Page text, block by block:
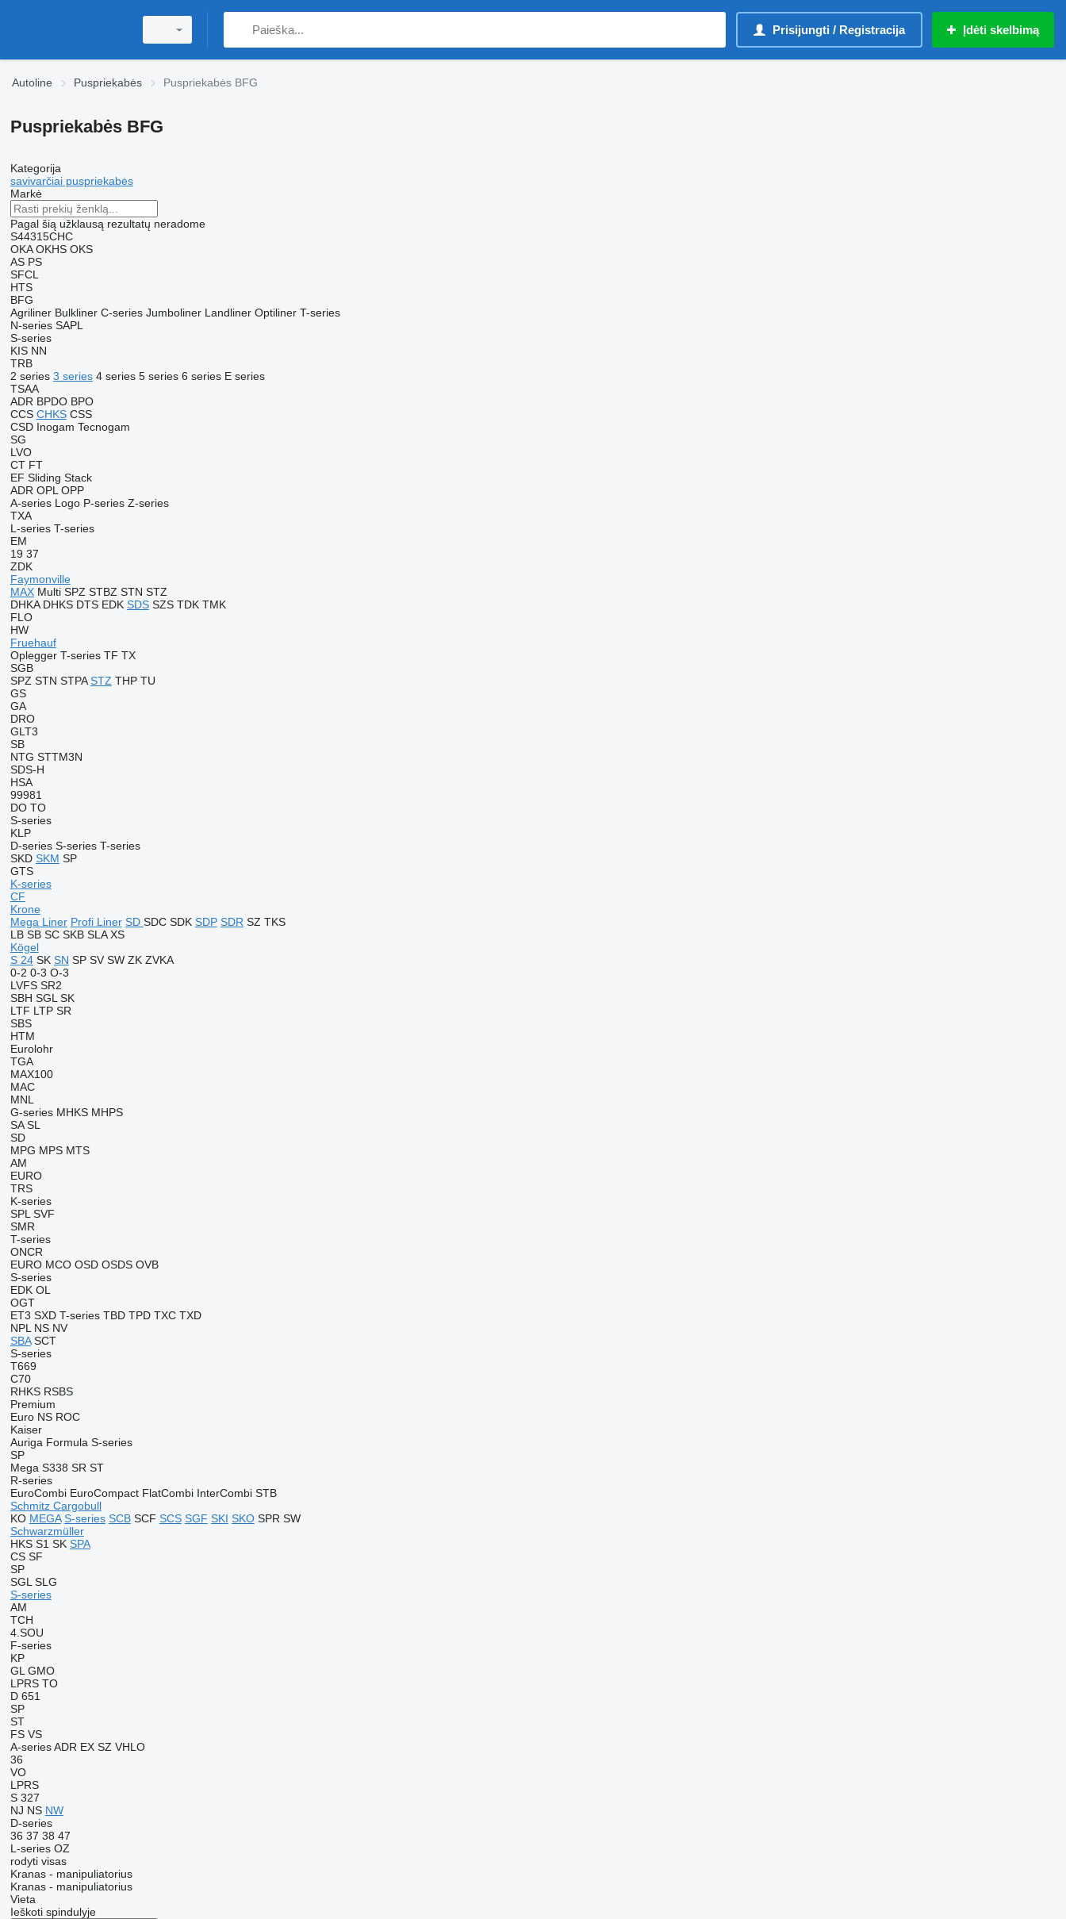
Prisijungti / Registracija Įdėti skelbimą
Autoline Puspriekabės Puspriekabės BFG
Puspriekabės BFG
Kategorija
savivarčiai puspriekabės
Markė
Pagal šią užklausą rezultatų neradome
S44315CHC
OKA OKHS OKS
AS PS
SFCL
HTS
BFG
Agriliner Bulkliner C-series Jumboliner Landliner Optiliner T-series
N-series SAPL
S-series
KIS NN
TRB
2 series 3 series 4 series 5 series 6 series E series
TSAA
ADR BPDO BPO
CCS CHKS CSS
CSD Inogam Tecnogam
SG
LVO
CT FT
EF Sliding Stack
ADR OPL OPP
A-series Logo P-series Z-series
TXA
L-series T-series
EM
19 37
ZDK
Faymonville
MAX Multi SPZ STBZ STN STZ
DHKA DHKS DTS EDK SDS SZS TDK TMK
FLO
HW
Fruehauf
Oplegger T-series TF TX
SGB
SPZ STN STPA STZ THP TU
GS
GA
DRO
GLT3
SB
NTG STTM3N
SDS-H
HSA
99981
DO TO
S-series
KLP
D-series S-series T-series
SKD SKM SP
GTS
K-series
CF
Krone
Mega Liner Profi Liner SD SDC SDK SDP SDR SZ TKS
LB SB SC SKB SLA XS
Kögel
S 24 SK SN SP SV SW ZK ZVKA
0-2 0-3 O-3
LVFS SR2
SBH SGL SK
LTF LTP SR
SBS
HTM
Eurolohr
TGA
MAX100
MAC
MNL
G-series MHKS MHPS
SA SL
SD
MPG MPS MTS
AM
EURO
TRS
K-series
SPL SVF
SMR
T-series
ONCR
EURO MCO OSD OSDS OVB
S-series
EDK OL
OGT
ET3 SXD T-series TBD TPD TXC TXD
NPL NS NV
SBA SCT
S-series
T669
C70
RHKS RSBS
Premium
Euro NS ROC
Kaiser
Auriga Formula S-series
SP
Mega S338 SR ST
R-series
EuroCombi EuroCompact FlatCombi InterCombi STB
Schmitz Cargobull
KO MEGA S-series SCB SCF SCS SGF SKI SKO SPR SW
Schwarzmüller
HKS S1 SK SPA
CS SF
SP
SGL SLG
S-series
AM
TCH
4.SOU
F-series
KP
GL GMO
LPRS TO
D 651
SP
ST
FS VS
A-series ADR EX SZ VHLO
36
VO
LPRS
S 327
NJ NS NW
D-series
36 37 38 47
L-series OZ
rodyti visas
Kranas - manipuliatorius
Kranas - manipuliatorius
Vieta
Ieškoti spindulyje